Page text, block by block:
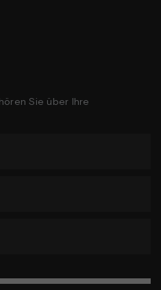
Sie über Ihre